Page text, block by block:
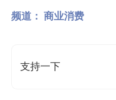
频道： 商业消费
支持一下